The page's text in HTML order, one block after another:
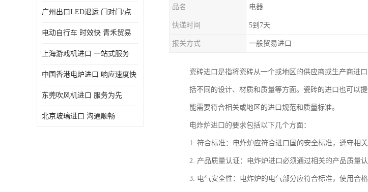
广州出口LED退运 门对门/点对点
电动自行车 时效快 青禾贸易
上海游戏机进口 一站式服务
中国香港电炉进口 响应速度快
东莞吹风机进口 服务为先
北京玻璃进口 沟通顺畅
品名 电器
快递时间 5到7天
报关方式 一般贸易进口
瓷砖进口是指将瓷砖从一个或地区的供应商或生产商进
括不同的设计、材质和质量等方面。瓷砖的进口也可以
能需要符合相关或地区的进口规范和质量标准。
电炸炉进口的要求包括以下几个方面：
1. 符合标准：电炸炉应符合进口国的安全标准，遵守相
2. 产品质量认证：电炸炉进口必须通过相关的产品质量
3. 电气安全性：电炸炉的电气部分应符合标准，使用合